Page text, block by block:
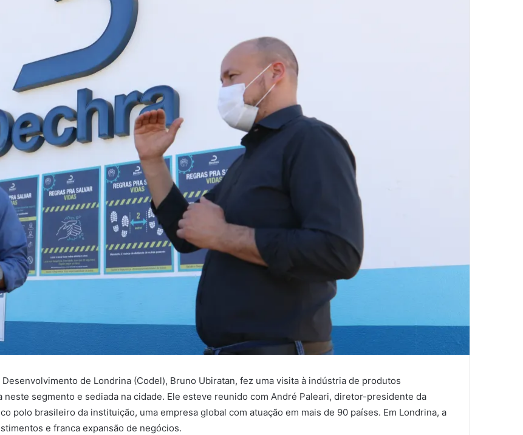
de Londrina (Codel), Bruno Ubiratan, fez uma visita à indústria de produtos
segmento e sediada na cidade. Ele esteve reunido com André Paleari, diretor-presidente da
polo brasileiro da instituição, uma empresa global com atuação em mais de 90 países. Em Londrina, a
e franca expansão de negócios.